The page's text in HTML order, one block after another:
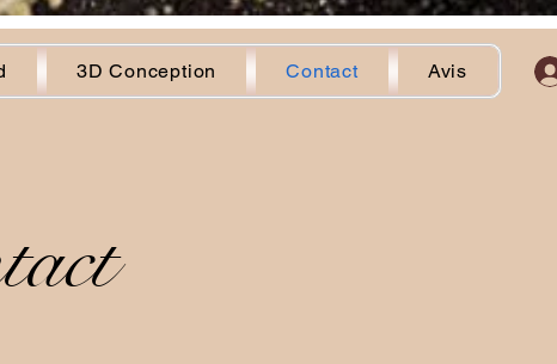
3D Conception Contact Avis